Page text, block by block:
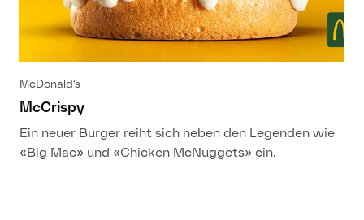
McDonald’s
McCrispy
Ein neuer Burger reiht sich neben den Legenden wie
«Big Mac» und «Chicken McNuggets» ein.